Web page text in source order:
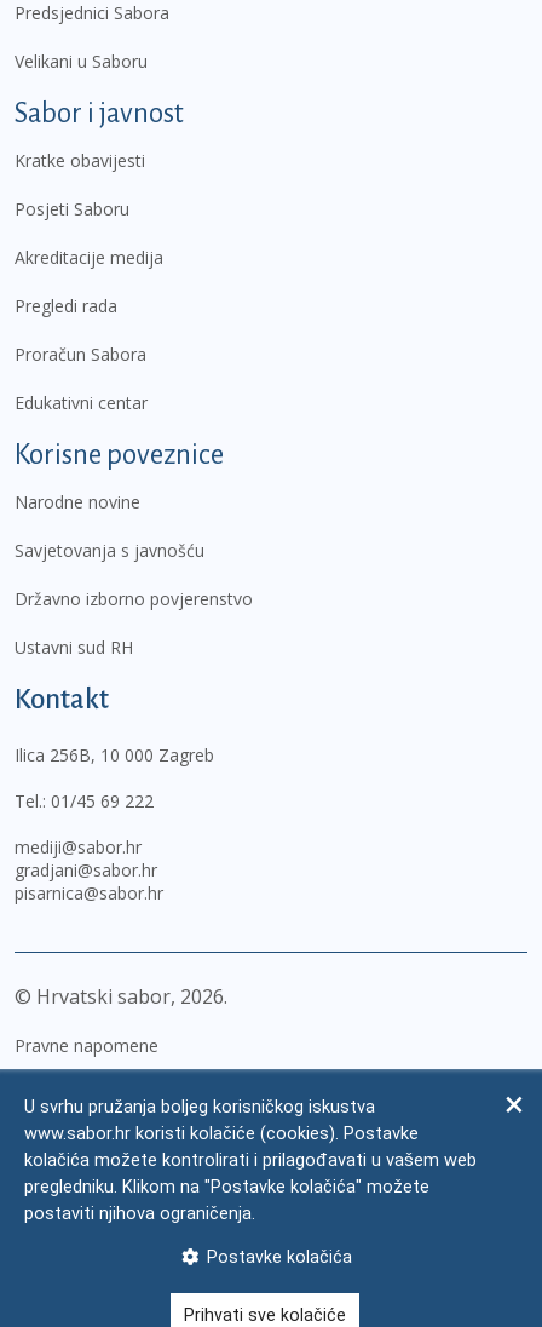
Predsjednici Sabora
Velikani u Saboru
Sabor i javnost
Kratke obavijesti
Posjeti Saboru
Akreditacije medija
Pregledi rada
Proračun Sabora
Edukativni centar
Korisne poveznice
Narodne novine
Savjetovanja s javnošću
Državno izborno povjerenstvo
Ustavni sud RH
Kontakt
Ilica 256B, 10 000 Zagreb
Tel.: 01/45 69 222
mediji@sabor.hr
gradjani@sabor.hr
pisarnica@sabor.hr
© Hrvatski sabor, 2026
Pravne napomene
Zaštita osobnih podataka
Impressum
Česta pitanja
U svrhu pružanja boljeg korisničkog iskustva
www.sabor.hr koristi kolačiće (cookies). Postavke
kolačića možete kontrolirati i prilagođavati u vašem web
pregledniku. Klikom na "Postavke kolačića" možete
postaviti njihova ograničenja.
Postavke kolačića
Prihvati sve kolačiće